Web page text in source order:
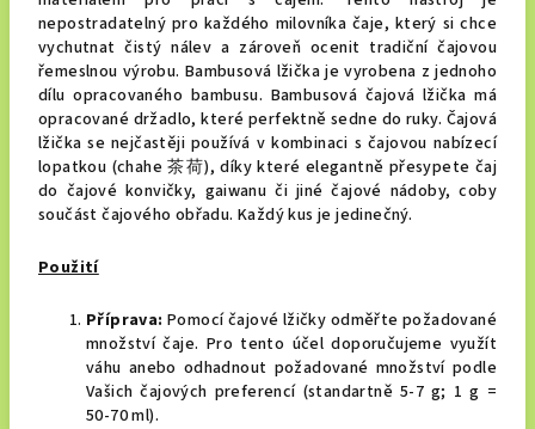
nepostradatelný pro každého milovníka čaje, který si chce
vychutnat čistý nálev a zároveň ocenit tradiční čajovou
řemeslnou výrobu. Bambusová lžička je vyrobena z jednoho
dílu opracovaného bambusu. Bambusová čajová lžička má
opracované držadlo, které perfektně sedne do ruky. Čajová
lžička se nejčastěji používá v kombinaci s čajovou nabízecí
lopatkou (chahe 茶荷), díky které elegantně přesypete čaj
do čajové konvičky, gaiwanu či jiné čajové nádoby, coby
součást čajového obřadu. Každý kus je jedinečný.
Použití
Příprava: Pomocí čajové lžičky odměřte požadované
množství čaje. Pro tento účel doporučujeme využít
váhu anebo odhadnout požadované množství podle
Vašich čajových preferencí (standartně 5-7 g; 1 g =
50-70 ml).